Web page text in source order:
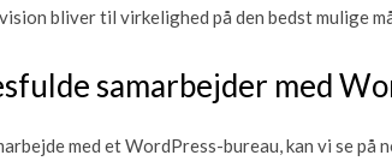
bliver til virkelighed på den bedst mulige
samarbejder med
med et WordPress-bureau, kan vi se på